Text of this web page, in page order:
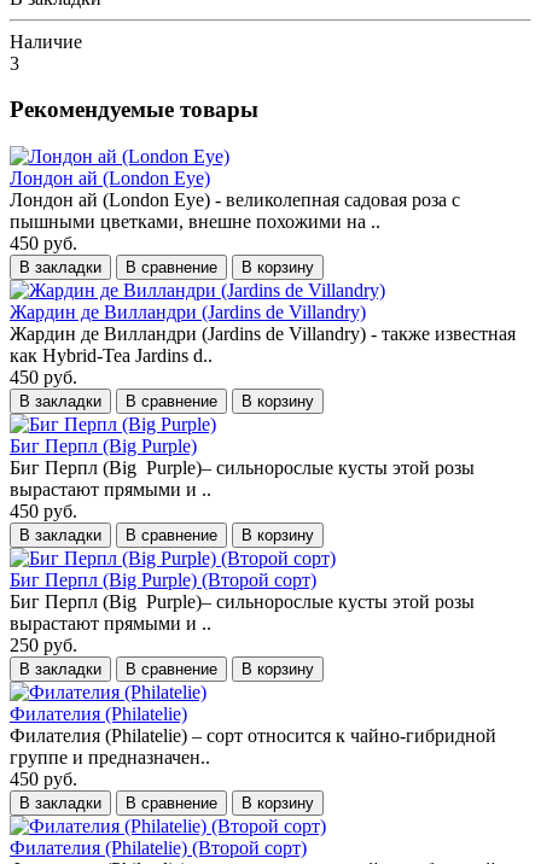
Наличие
3
Рекомендуемые товары
Лондон ай (London Eye)
Лондон ай (London Eye) - великолепная садовая роза с
пышными цветками, внешне похожими на ..
450 руб.
В закладки В сравнение В корзину
Жардин де Вилландри (Jardins de Villandry)
Жардин де Вилландри (Jardins de Villandry) - также известная
как Hybrid-Tea Jardins d..
450 руб.
В закладки В сравнение В корзину
Биг Перпл (Big Purple)
Биг Перпл (Big Purple)– сильнорослые кусты этой розы
вырастают прямыми и ..
450 руб.
В закладки В сравнение В корзину
Биг Перпл (Big Purple) (Второй сорт)
Биг Перпл (Big Purple)– сильнорослые кусты этой розы
вырастают прямыми и ..
250 руб.
В закладки В сравнение В корзину
Филателия (Philatelie)
Филателия (Philatelie) – сорт относится к чайно-гибридной
группе и предназначен..
450 руб.
В закладки В сравнение В корзину
Филателия (Philatelie) (Второй сорт)